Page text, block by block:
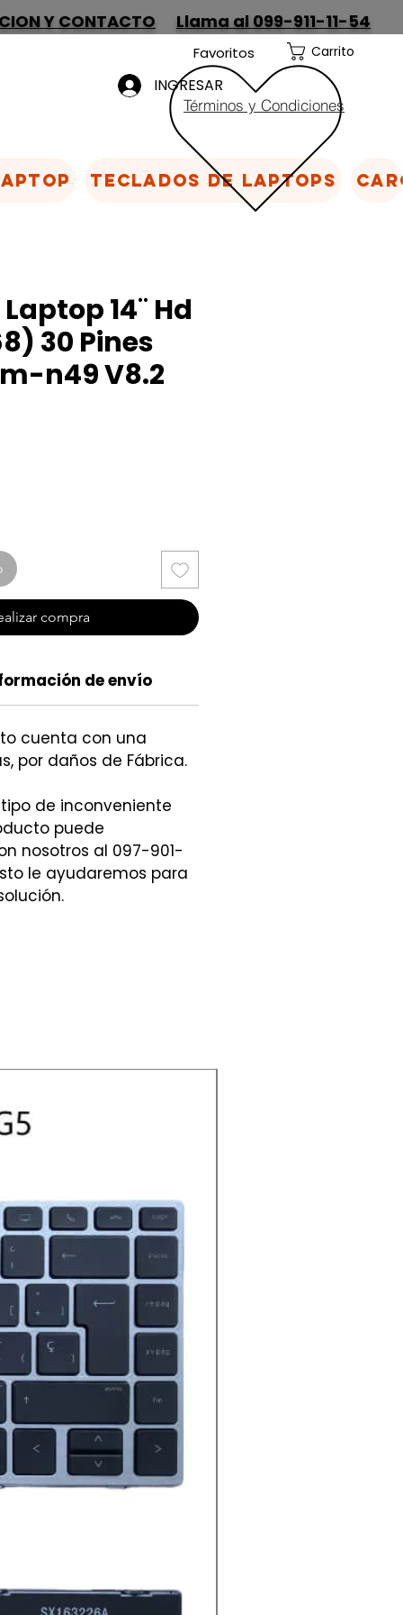
Y CONTACTO Llama al 099-911-11-54
Favoritos Carrito
Términos y Condiciones
INGRESAR
14¨ Hd
30 Pines
n49 V8.2
compra
de envío
cuenta con una
por daños de Fábrica.
de inconveniente
puede
nosotros al 097-901-
le ayudaremos para
Teclados de laptops